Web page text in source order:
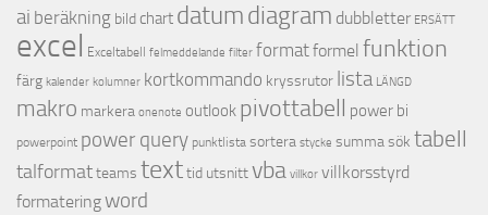
ai beräkning bild chart datumdiagram dubbletter ERSÄTT
excel Exceltabell felmeddelande filter formatformel funktion
färg kalender kolumner kortkommando kryssrutor lista LÄNGD
makro markera onenote outlook pivottabell power bi
powerpoint power query punktlista sortera stycke summasök tabell
talformatteams texttid utsnittvba villkor villkorsstyrd
formateringword